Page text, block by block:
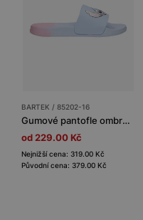
BARTEK / 85202-16
Gumové pantofle ombre Stitch růžovo-modré BARTEK 85202-16
od 229.00 Kč
Nejnižší cena: 319.00 Kč
Původní cena: 379.00 Kč